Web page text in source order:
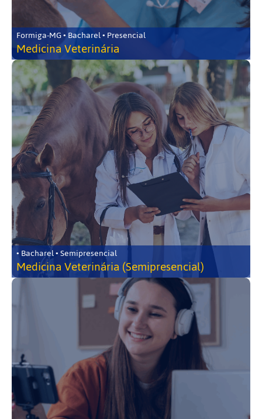
Formiga-MG • Bacharel • Presencial
Medicina Veterinária
• Bacharel • Semipresencial
Medicina Veterinária (Semipresencial)